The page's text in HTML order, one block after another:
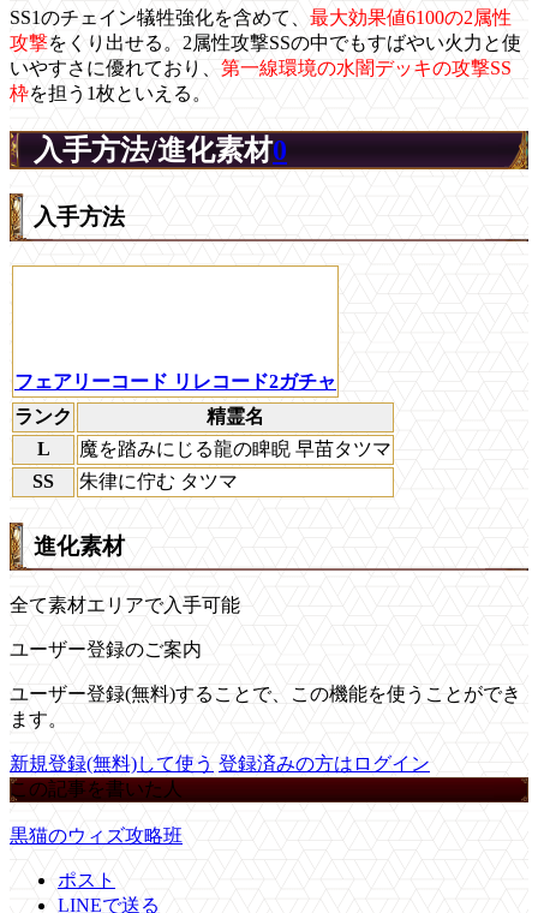
SS1のチェイン犠牲強化を含めて、最大効果値6100の2属性
攻撃をくり出せる。2属性攻撃SSの中でもすばやい火力と使
いやすさに優れており、 第一線環境の水闇デッキの攻撃SS
枠を担う1枚といえる。
入手方法/進化素材0
入手方法
フェアリーコード リレコード2ガチャ
ランク
精霊名
L
魔を踏みにじる龍の睥睨 早苗タツマ
SS
朱律に佇む タツマ
進化素材
全て素材エリアで入手可能
ユーザー登録のご案内
ユーザー登録(無料)することで、この機能を使うことができ
ます。
新規登録(無料)して使う 登録済みの方はログイン
この記事を書いた人
黒猫のウィズ攻略班
ポスト
LINEで送る